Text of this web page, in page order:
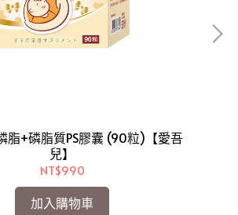
脂+磷脂質PS膠囊 (90粒)【愛吾
兒】
NT$990
加入購物車